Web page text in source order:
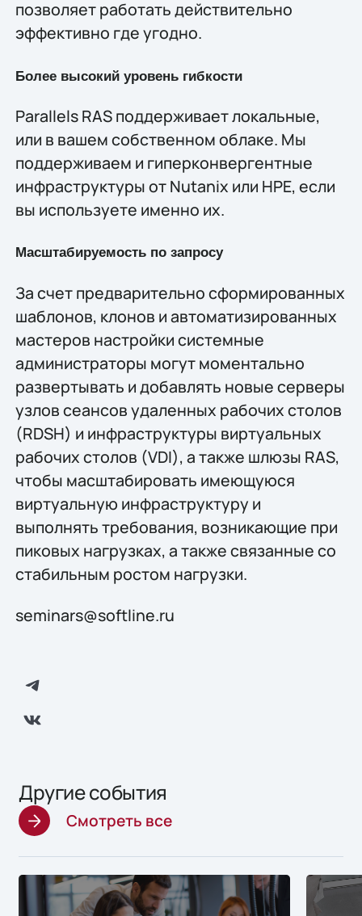
позволяет работать действительно
эффективно где угодно.
Более высокий уровень гибкости
Parallels RAS поддерживает локальные,
или в вашем собственном облаке. Мы
поддерживаем и гиперконвергентные
инфраструктуры от Nutanix или HPE, если
вы используете именно их.
Масштабируемость по запросу
За счет предварительно сформированных
шаблонов, клонов и автоматизированных
мастеров настройки системные
администраторы могут моментально
развертывать и добавлять новые серверы
узлов сеансов удаленных рабочих столов
(RDSH) и инфраструктуры виртуальных
рабочих столов (VDI), а также шлюзы RAS,
чтобы масштабировать имеющуюся
виртуальную инфраструктуру и
выполнять требования, возникающие при
пиковых нагрузках, а также связанные со
стабильным ростом нагрузки.
seminars@softline.ru
Другие события
Смотреть все